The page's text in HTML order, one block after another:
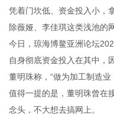
凭着门坎低、资金投入小，
除薇娅、李佳琪这类浅池的
今日，琼海博鳌亚洲论坛
自身彻底资金投入在其中，
董明珠称，“做为加工制造
值得一提的是，董明珠曾在
念头，不大想去搞网上。